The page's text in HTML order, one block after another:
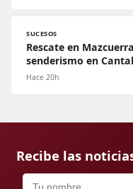
SUCESOS
Rescate en
senderismo en
Hace 20h
Recibe las